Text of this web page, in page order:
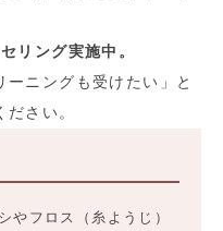
リング実施中。
ーニングも受けたい」と
さい。
やフロス（糸ようじ）